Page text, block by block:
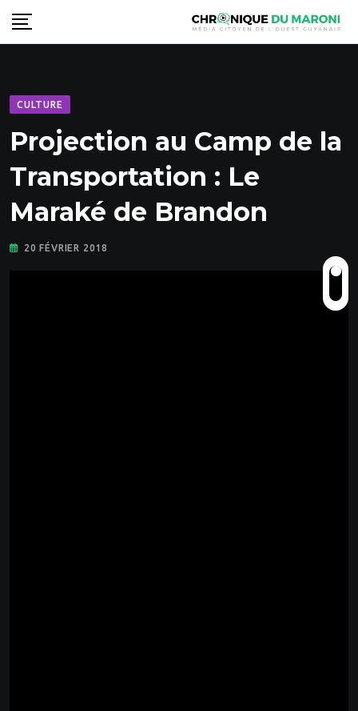
Skip
to
CULTURE
Projection au Camp de la
Transportation : Le
Maraké de Brandon
20 FÉVRIER 2018